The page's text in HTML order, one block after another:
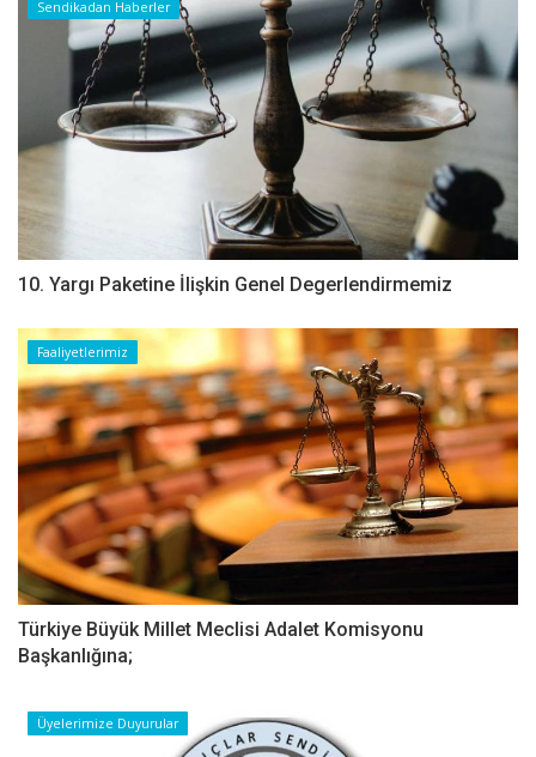
Sendikadan Haberler
10. Yargı Paketine İlişkin Genel Degerlendirmemiz
Faaliyetlerimiz
Türkiye Büyük Millet Meclisi Adalet Komisyonu
Başkanlığına;
Üyelerimize Duyurular